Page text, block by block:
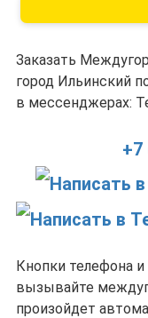
Заказать
город Ильинский
в мессенджерах:
+7
Кнопки телефона
вызывайте
произойдет